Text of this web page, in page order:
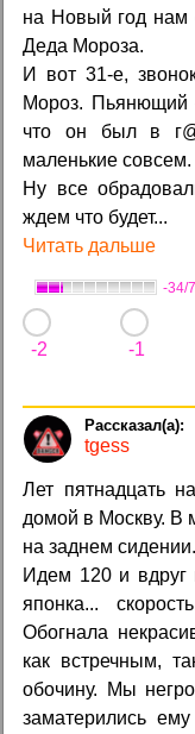
на Новый год нам
Деда Мороза.
И вот 31-е,
Мороз. Пьянющий
что он был в
маленькие совсем.
Ну все
ждем что будет...
Читать дальше
-34/
-2 -1
tgess
Лет пятнадцать
домой в Москву. В
на заднем сидении.
Идем 120 и вдруг
японка...
Обогнала
как встречным,
обочину. Мы
заматерились